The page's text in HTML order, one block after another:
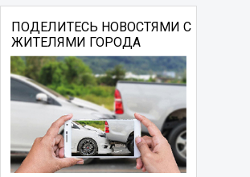
ПОДЕЛИТЕСЬ НОВОСТЯМИ С
ЖИТЕЛЯМИ ГОРОДА